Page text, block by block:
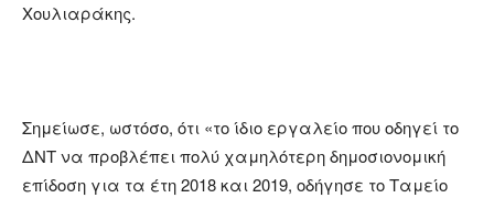
Χουλιαράκης.
Σημείωσε, ωστόσο, ότι «το ίδιο εργαλείο που οδηγεί το
ΔΝΤ να προβλέπει πολύ χαμηλότερη δημοσιονομική
επίδοση για τα έτη 2018 και 2019, οδήγησε το Ταμείο